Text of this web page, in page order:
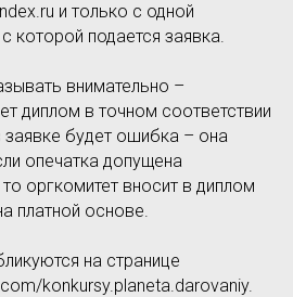
и только с одной
которой подается заявка.
внимательно –
диплом в точном соответствии
заявке будет ошибка – она
опечатка допущена
оргкомитет вносит в диплом
платной основе.
на странице
konkursy.planeta.darovaniy.